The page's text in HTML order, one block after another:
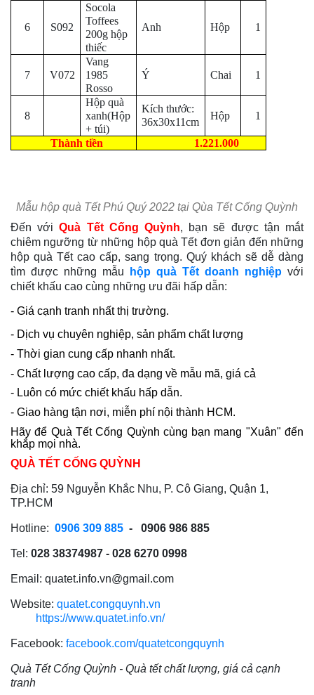
6 S092
Socola
Toffees
200g hộp
thiếc
Anh Hộp 1
7 V072
Vang
1985
Rosso
Ý Chai 1
8
Hộp quà
xanh(Hộp
+ túi)
Kích thước:
36x30x11cm
Hộp 1
Thành tiền 1.221.000
Mẫu hộp quà Tết Phú Quý 2022 tại Qùa Tết Cống Quỳnh
Đến vớiQuà Tết Cống Quỳnh, bạn sẽ được tận mắt
chiêm ngưỡng từ những hộp quà Tết đơn giản đến những
hộp quà Tết cao cấp, sang trọng. Quý khách sẽ dễ dàng
tìm được những mẫu
hộp quà Tết doanh nghiệp với
chiết khấu cao cùng những ưu đãi hấp dẫn:
- Giá cạnh tranh nhất thị trường.
- Dịch vụ chuyên nghiệp, sản phẩm chất lượng
- Thời gian cung cấp nhanh nhất.
- Chất lượng cao cấp, đa dạng về mẫu mã, giá cả
- Luôn có mức chiết khấu hấp dẫn.
- Giao hàng tận nơi, miễn phí nội thành HCM.
Hãy để Quà Tết Cống Quỳnh cùng bạn mang "Xuân" đến
khắp mọi nhà.
QUÀ TẾT CỐNG QUỲNH
Địa chỉ: 59 Nguyễn Khắc Nhu, P. Cô Giang, Quận 1,
TP.HCM
Hotline: 0906 309 885 - 0906 986 885
Tel: 028 38374987 - 028 6270 0998
Email: quatet.info.vn@gmail.com
Website: quatet.congquynh.vn
https://www.quatet.info.vn/
Facebook: facebook.com/quatetcongquynh
Quà Tết Cống Quỳnh - Quà tết chất lượng, giá cả cạnh
tranh